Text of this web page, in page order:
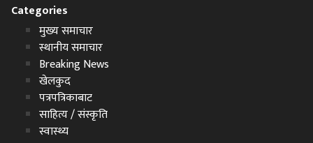
Categories
मुख्य समाचार
स्थानीय समाचार
Breaking News
खेलकुद
पत्रपत्रिकाबाट
साहित्य / संस्कृति
स्वास्थ्य